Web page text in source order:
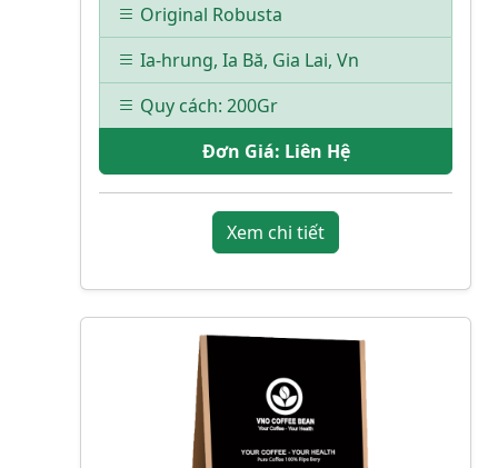
Original Robusta
Ia-hrung, Ia Bă, Gia Lai, Vn
Quy cách: 200Gr
Đơn Giá: Liên Hệ
Xem chi tiết